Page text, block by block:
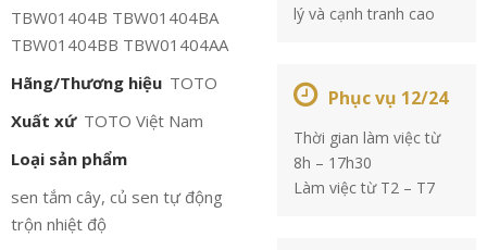
TBW01404B TBW01404BA
TBW01404BB TBW01404AA
Hãng/Thương hiệu TOTO
Xuất xứ TOTO Việt Nam
Loại sản phẩm
sen tắm cây, củ sen tự động
trộn nhiệt độ
lý và cạnh tranh cao
Phục vụ 12/24
Thời gian làm việc từ
8h – 17h30
Làm việc từ T2 – T7